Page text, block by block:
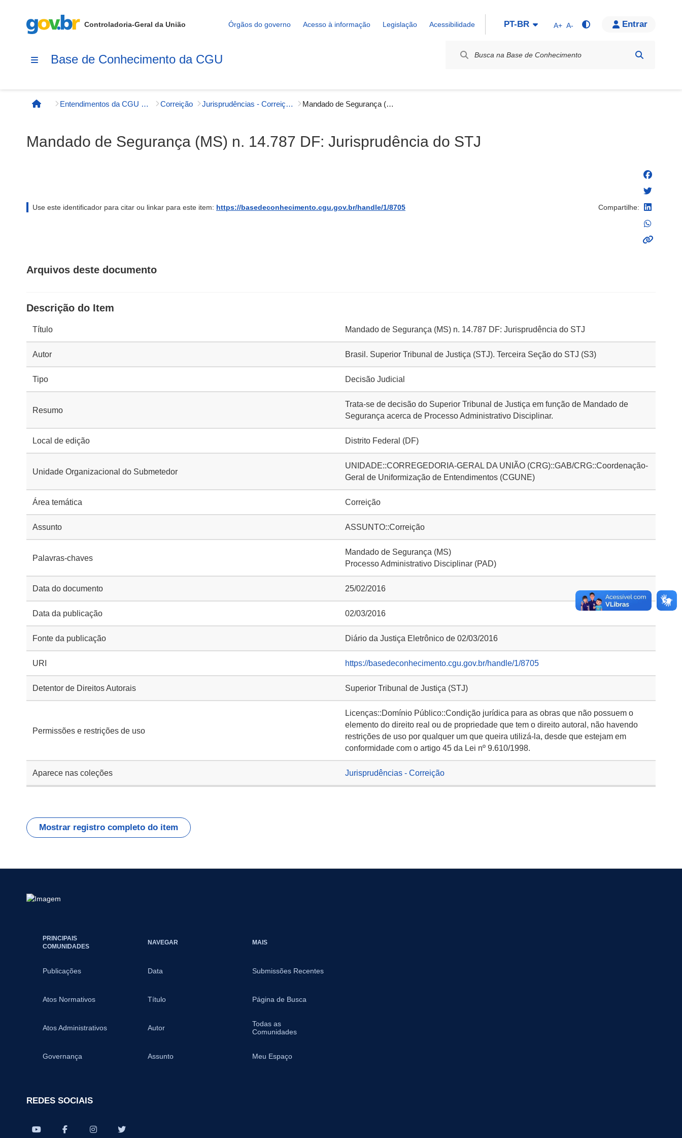
Controladoria-Geral da União Órgãos do governo Acesso à informação Legislação Acessibilidade PT-BR A+ A- Entrar
Base de Conhecimento da CGU
Página inicial
Entendimentos da CGU e órgãos externos Correição Jurisprudências - Correição Mandado de Segurança (MS) n. 14.787 DF: Jurisprudência do STJ
Mandado de Segurança (MS) n. 14.787 DF: Jurisprudência do STJ
Use este identificador para citar ou linkar para este item: https://basedeconhecimento.cgu.gov.br/handle/1/8705 Compartilhe:
Arquivos deste documento
Descrição do Item
Título Mandado de Segurança (MS) n. 14.787 DF: Jurisprudência do STJ
Autor Brasil. Superior Tribunal de Justiça (STJ). Terceira Seção do STJ (S3)
Tipo Decisão Judicial
Resumo
Trata-se de decisão do Superior Tribunal de Justiça em função de Mandado de
Segurança acerca de Processo Administrativo Disciplinar.
Local de edição Distrito Federal (DF)
Unidade Organizacional do Submetedor
UNIDADE::CORREGEDORIA-GERAL DA UNIÃO (CRG)::GAB/CRG::Coordenação-
Geral de Uniformização de Entendimentos (CGUNE)
Área temática Correição
Assunto ASSUNTO::Correição
Palavras-chaves
Mandado de Segurança (MS)
Processo Administrativo Disciplinar (PAD)
Data do documento 25/02/2016
Data da publicação 02/03/2016
Fonte da publicação Diário da Justiça Eletrônico de 02/03/2016
URI https://basedeconhecimento.cgu.gov.br/handle/1/8705
Detentor de Direitos Autorais Superior Tribunal de Justiça (STJ)
Permissões e restrições de uso
Licenças::Domínio Público::Condição jurídica para as obras que não possuem o
elemento do direito real ou de propriedade que tem o direito autoral, não havendo
restrições de uso por qualquer um que queira utilizá-la, desde que estejam em
conformidade com o artigo 45 da Lei nº 9.610/1998.
Aparece nas coleções Jurisprudências - Correição
Mostrar registro completo do item
PRINCIPAIS
COMUNIDADES
Publicações
Atos Normativos
Atos Administrativos
Governança
NAVEGAR
Data
Título
Autor
Assunto
MAIS
Submissões Recentes
Página de Busca
Todas as
Comunidades
Meu Espaço
REDES SOCIAIS